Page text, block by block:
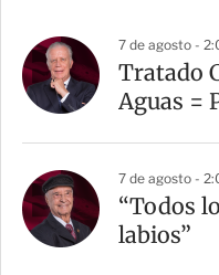
7 de agosto -
Tratado
Aguas =
7 de agosto -
“Todos
labios”